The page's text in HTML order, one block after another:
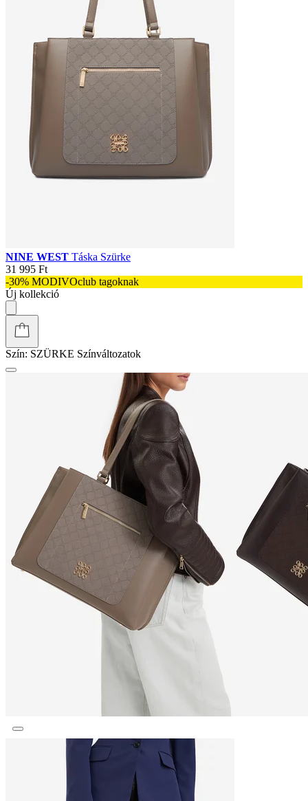
NINE WEST Táska Szürke
31 995 Ft
-30% MODIVOclub tagoknak
Új kollekció
Szín: SZÜRKE Színváltozatok